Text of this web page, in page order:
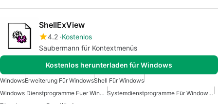
ShellExView
4.2 Kostenlos
Saubermann für Kontextmenüs
Kostenlos herunterladen für Windows
WindowsErweiterung Für WindowsShell Für Windows
Windows Dienstprogramme Fuer Windows 10
Systemdienstprogramme Für Windows 7